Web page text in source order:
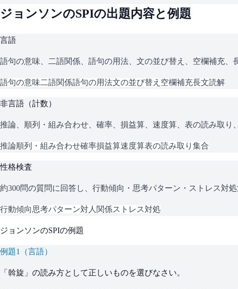
ジョンソンのSPIの出題内容と例題
言語
語句の意味、二語関係、語句の用法、文の並び替え、空欄補充、
語句の意味二語関係語句の用法文の並び替え 空欄補充長文読解
非言語（計数）
推論、順列・組み合わせ、確率、損益算、速度算、表の読み取り
推論順列・組み合わせ確率損益算速度算表の読み取り 集合
性格検査
約300問の質問に回答し、行動傾向・思考パターン・ストレス対
行動傾向思考パターン対人関係ストレス対処
ジョンソンのSPIの例題
例題1 （言語）
「斡旋」の読み方として正しいものを選びなさい。